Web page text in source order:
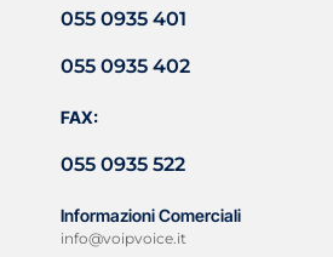
055 0935 401
055 0935 402
FAX:
055 0935 522
Informazioni Comerciali
info@voipvoice.it